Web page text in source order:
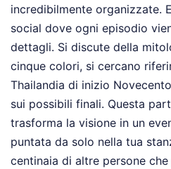
incredibilmente organizzate.
social dove ogni episodio
dettagli. Si discute della
cinque colori, si cercano
Thailandia di inizio
sui possibili finali. Questa
trasforma la visione in un
puntata da solo nella tua
centinaia di altre persone